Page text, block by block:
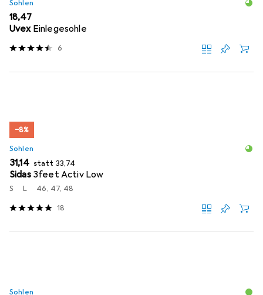
Sohlen
EUR
18,47
Uvex Einlegesohle
6
−8%
Sohlen
EUR
31,14 statt EUR
33,74
Sidas 3feet Activ Low
S L 46, 47, 48
18
Sohlen